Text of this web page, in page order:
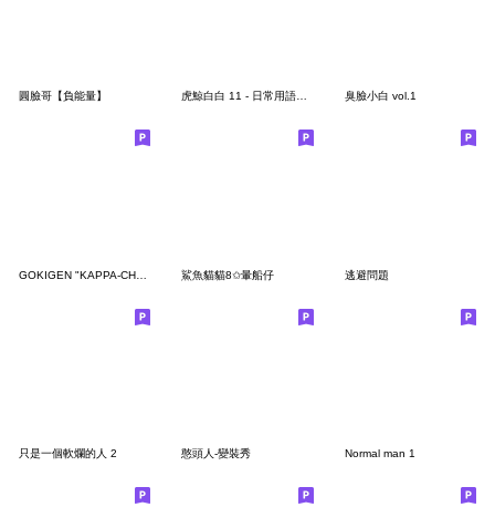
圓臉哥【負能量】 虎鯨白白 11 - 日常用語篇2 臭臉小白 vol.1
鯊魚貓貓8✩暈船仔 逃避問題
只是一個軟爛的人 2 憨頭人-變裝秀 Normal man 1